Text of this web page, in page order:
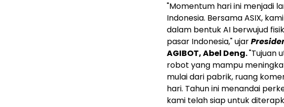
"Momentum hari ini menjadi
Indonesia. Bersama ASIX,
dalam bentuk AI berwujud
pasar Indonesia," ujar
AGIBOT, Abel Deng."Tujuan
robot yang mampu
mulai dari pabrik, ruang
hari. Tahun ini menandai
kami telah siap untuk